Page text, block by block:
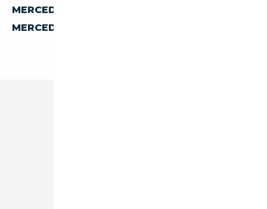
MERCEDES-BENZ SL SL-380 DE BELGIQUE
MERCEDES-BENZ SL SL-380 DES PAYS-BAS